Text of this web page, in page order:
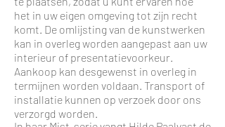
het in uw eigen omgeving tot zijn recht
komt. De omlijsting van de kunstwerken
kan in overleg worden aangepast aan uw
interieur of presentatievoorkeur.
Aankoop kan desgewenst in overleg in
termijnen worden voldaan. Transport of
installatie kunnen op verzoek door ons
verzorgd worden.